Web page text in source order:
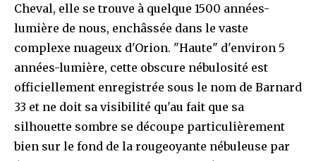
Cheval, elle se trouve à quelque 1500 années-
lumière de nous, enchâssée dans le vaste
complexe nuageux d'Orion. "Haute" d'environ 5
années-lumière, cette obscure nébulosité est
officiellement enregistrée sous le nom de Barnard
33 et ne doit sa visibilité qu'au fait que sa
silhouette sombre se découpe particulièrement
bien sur le fond de la rougeoyante nébuleuse par